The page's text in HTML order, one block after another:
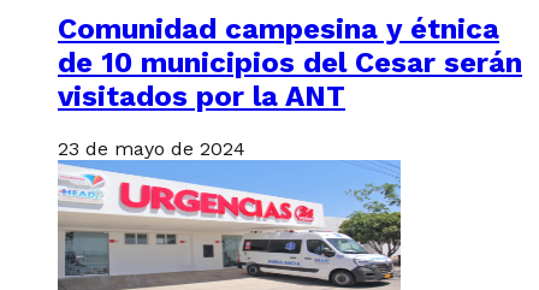
Comunidad campesina y étnica
de 10 municipios del Cesar serán
visitados por la ANT
23 de mayo de 2024